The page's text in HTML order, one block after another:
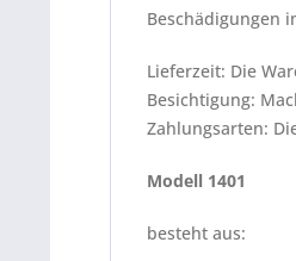
Beschädigungen
Lieferzeit: Die
Besichtigung:
Zahlungsarten:
Modell 1401
besteht aus: